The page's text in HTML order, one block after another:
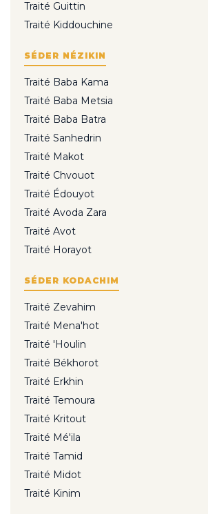
Traité Guittin
Traité Kiddouchine
SÉDER NÉZIKIN
Traité Baba Kama
Traité Baba Metsia
Traité Baba Batra
Traité Sanhedrin
Traité Makot
Traité Chvouot
Traité Édouyot
Traité Avoda Zara
Traité Avot
Traité Horayot
SÉDER KODACHIM
Traité Zevahim
Traité Mena'hot
Traité 'Houlin
Traité Békhorot
Traité Erkhin
Traité Temoura
Traité Kritout
Traité Mé'ila
Traité Tamid
Traité Midot
Traité Kinim